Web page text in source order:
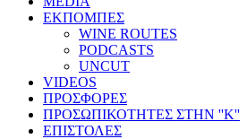
ΕΚΠΟΜΠΕΣ
WINE ROUTES
PODCASTS
UNCUT
VIDEOS
ΠΡΟΣΦΟΡΕΣ
ΠΡΟΣΩΠΙΚΟΤΗΤΕΣ ΣΤΗΝ ''Κ''
ΕΠΙΣΤΟΛΕΣ